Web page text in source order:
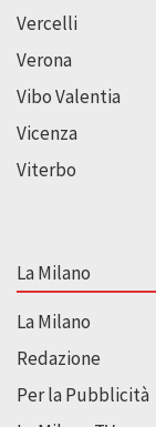
Vercelli
Verona
Vibo Valentia
Vicenza
Viterbo
La Milano
La Milano
Redazione
Per la Pubblicità